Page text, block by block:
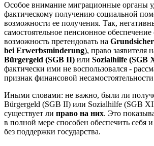
Особое внимание миграционные органы
фактическому получению социальной
возможности ее получения. Так,
самостоятельное пенсионное обеспечение
возможность претендовать на
bei Erwerbsminderung), право заявителя
Bürgergeld (SGB II) или Sozialhilfe (SGB
фактически ими не воспользовался -
признак финансовой
Иными словами: не важно, были ли
Bürgergeld (SGB II) или Sozialhilfe (SGB
существует ли право на них. Это
в полной мере способен обеспечить себя
без поддержки государства.